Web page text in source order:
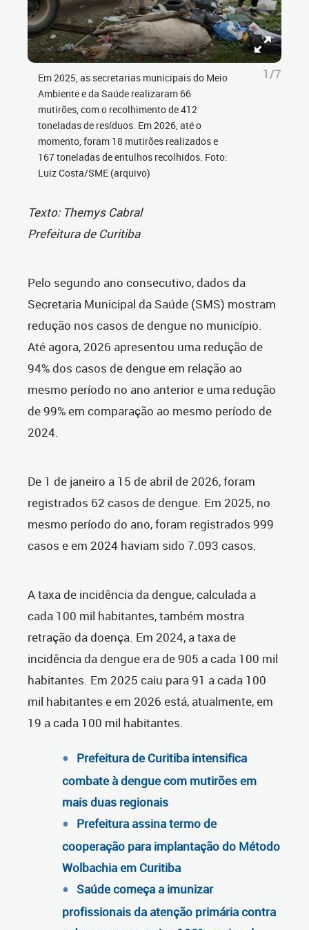
Em 2025, as secretarias municipais do Meio
Ambiente e da Saúde realizaram 66
mutirões, com o recolhimento de 412
toneladas de resíduos. Em 2026, até o
momento, foram 18 mutirões realizados e
167 toneladas de entulhos recolhidos. Foto:
Luiz Costa/SME (arquivo)
1/7
Texto: Themys Cabral
Prefeitura de Curitiba
Pelo segundo ano consecutivo, dados da
Secretaria Municipal da Saúde (SMS) mostram
redução nos casos de dengue no município.
Até agora, 2026 apresentou uma redução de
94% dos casos de dengue em relação ao
mesmo período no ano anterior e uma redução
de 99% em comparação ao mesmo período de
2024.
De 1 de janeiro a 15 de abril de 2026, foram
registrados 62 casos de dengue. Em 2025, no
mesmo período do ano, foram registrados 999
casos e em 2024 haviam sido 7.093 casos.
A taxa de incidência da dengue, calculada a
cada 100 mil habitantes, também mostra
retração da doença. Em 2024, a taxa de
incidência da dengue era de 905 a cada 100 mil
habitantes. Em 2025 caiu para 91 a cada 100
mil habitantes e em 2026 está, atualmente, em
19 a cada 100 mil habitantes.
Prefeitura de Curitiba intensifica
combate à dengue com mutirões em
mais duas regionais
Prefeitura assina termo de
cooperação para implantação do Método
Wolbachia em Curitiba
Saúde começa a imunizar
profissionais da atenção primária contra